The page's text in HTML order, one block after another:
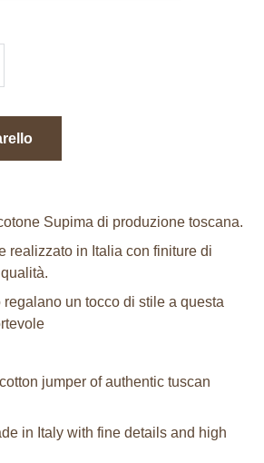
Supima di produzione toscana.
realizzato in Italia con finiture di
un tocco di stile a questa
jumper of authentic tuscan
in Italy with fine details and high